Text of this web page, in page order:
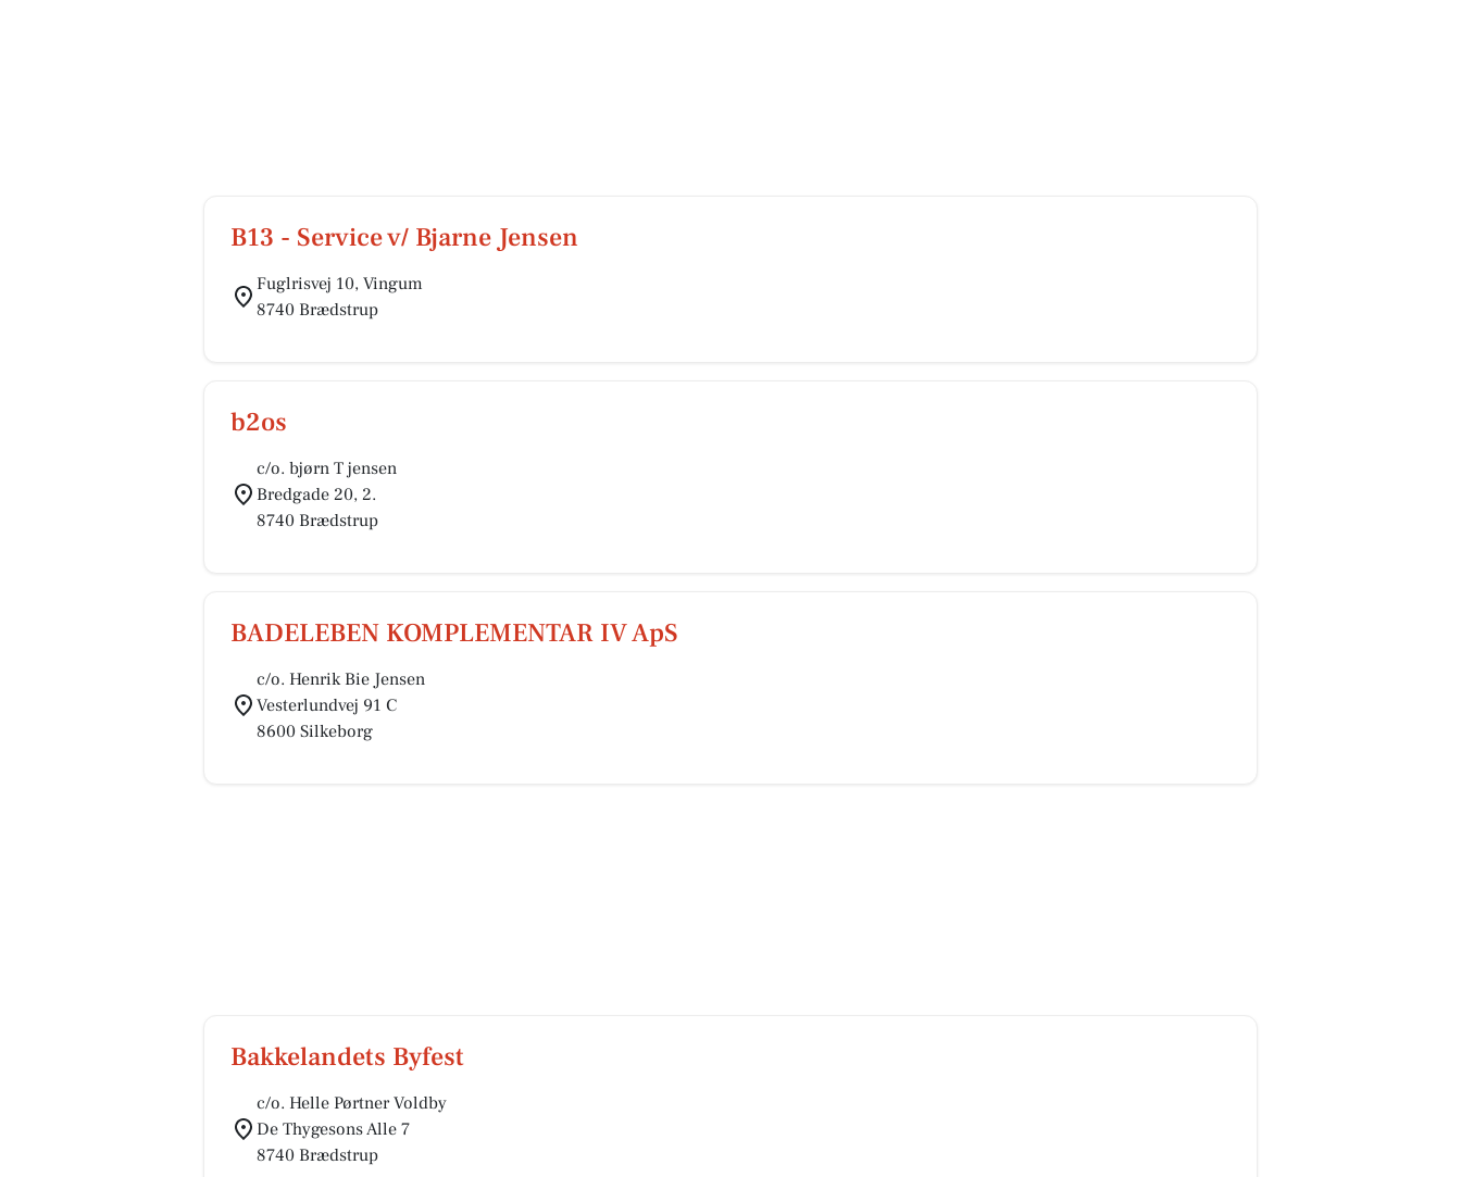
B13 - Service v/ Bjarne Jensen
Fuglrisvej 10, Vingum
8740 Brædstrup
b2os
c/o. bjørn T jensen
Bredgade 20, 2.
8740 Brædstrup
BADELEBEN KOMPLEMENTAR IV ApS
c/o. Henrik Bie Jensen
Vesterlundvej 91 C
8600 Silkeborg
Bakkelandets Byfest
c/o. Helle Pørtner Voldby
De Thygesons Alle 7
8740 Brædstrup